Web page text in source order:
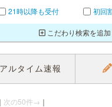
21時以降も受付 初回
こだわり検索を追加
ルタイム速報
｜ 次の50件→ ｜